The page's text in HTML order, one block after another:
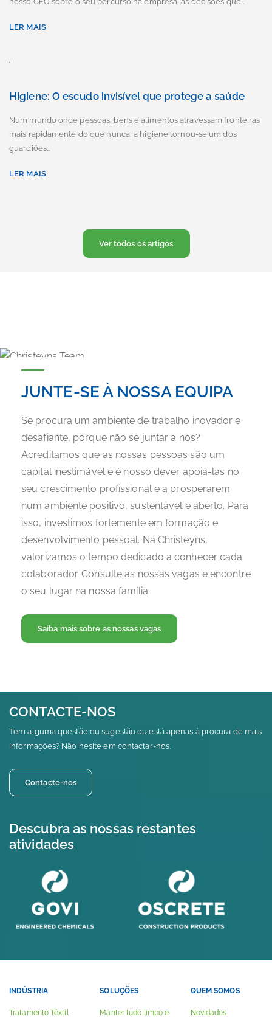
LER MAIS
Higiene: O escudo invisível que protege a saúde
Num mundo onde pessoas, bens e alimentos atravessam fronteiras
mais rapidamente do que nunca, a higiene tornou-se um dos
guardiões…
LER MAIS
Ver todos os artigos
JUNTE-SE À NOSSA EQUIPA
Se procura um ambiente de trabalho inovador e
desafiante, porque não se juntar a nós?
Acreditamos que as nossas pessoas são um
capital inestimável e é nosso dever apoiá-las no
seu crescimento profissional e a prosperarem
num ambiente positivo, sustentável e aberto. Para
isso, investimos fortemente em formação e
desenvolvimento pessoal. Na Christeyns,
valorizamos o tempo dedicado a conhecer cada
colaborador. Consulte as nossas vagas e encontre
o seu lugar na nossa família.
Saiba mais sobre as nossas vagas
CONTACTE-NOS
Tem alguma questão ou sugestão ou está apenas à procura de mais
informações? Não hesite em contactar-nos.
Contacte-nos
Descubra as nossas restantes
atividades
INDÚSTRIA
Tratamento Têxtil
SOLUÇÕES
Manter tudo limpo e
QUEM SOMOS
Novidades